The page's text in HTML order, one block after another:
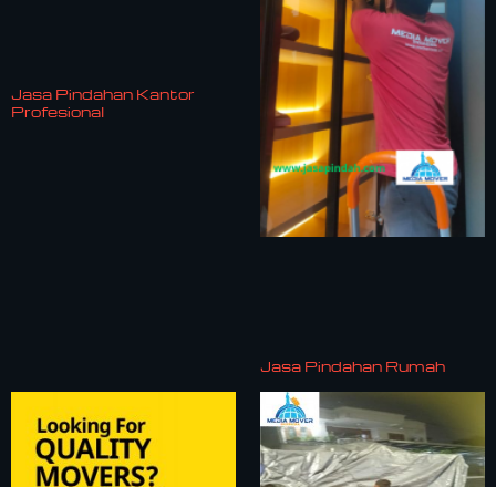
Jasa Pindahan Kantor
Profesional
Jasa Pindahan Rumah